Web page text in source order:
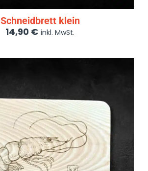
Schneidbrett klein
14,90 € inkl. MwSt.